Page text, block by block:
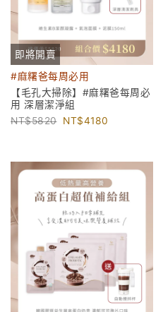
即將開賣
#麻糬爸每周必用
【毛孔大掃除】#麻糬爸每周必
用 深層潔淨組
5820
4180